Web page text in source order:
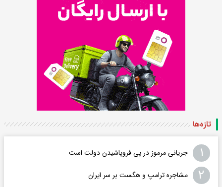
تازه‌ها
۱ جریانی مرموز در پی فروپاشیدن دولت است
۲ مشاجره ترامپ و هگست بر سر ایران